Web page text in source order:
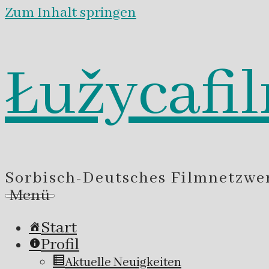
Zum Inhalt springen
Sorbisch-Deutsches
Menü
Start
Profil
Aktuelle Neuigkeiten